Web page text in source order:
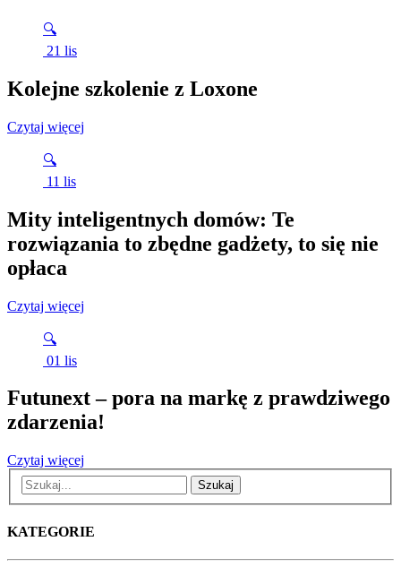
🔍
21 lis
Kolejne szkolenie z Loxone
Czytaj więcej
🔍
11 lis
Mity inteligentnych domów: Te
rozwiązania to zbędne gadżety, to się nie
opłaca
Czytaj więcej
🔍
01 lis
Futunext – pora na markę z prawdziwego
zdarzenia!
Czytaj więcej
Szukaj
KATEGORIE